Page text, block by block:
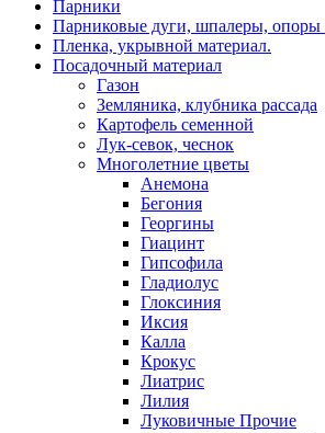
Парники
Парниковые дуги, шпалеры, опоры
Пленка, укрывной материал.
Посадочный материал
Газон
Земляника, клубника рассада
Картофель семенной
Лук-севок, чеснок
Многолетние цветы
Анемона
Бегония
Георгины
Гиацинт
Гипсофила
Гладиолус
Глоксиния
Иксия
Калла
Крокус
Лиатрис
Лилия
Луковичные Прочие